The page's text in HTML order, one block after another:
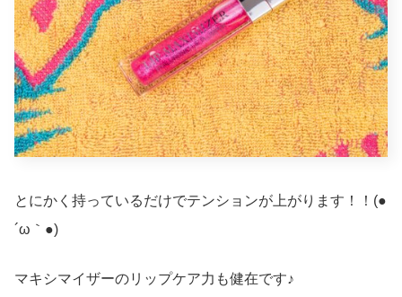
とにかく持っているだけでテンションが上がります！！(●
´ω｀●)
マキシマイザーのリップケア力も健在です♪